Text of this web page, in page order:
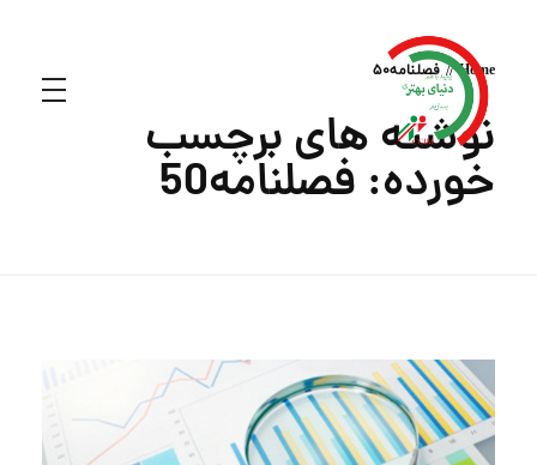
Home فصلنامه50
نوشته های برچسب
خورده: فصلنامه50